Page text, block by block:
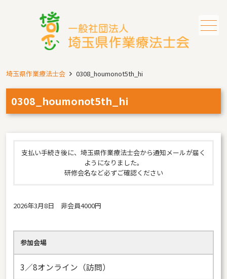
埼玉県作業療法士会 0308_houmonot5th_hi
0308_houmonot5th_hi
支払い手続き後に、埼玉県作業療法士会から通知メールが届く
ようになりました。
研修会名など必ずご確認ください
2026年3月8日 非会員4000円
参加会場
3／8オンライン（訪問）